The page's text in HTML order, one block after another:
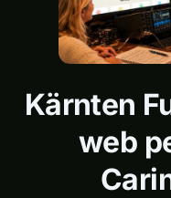
Kärnten
web